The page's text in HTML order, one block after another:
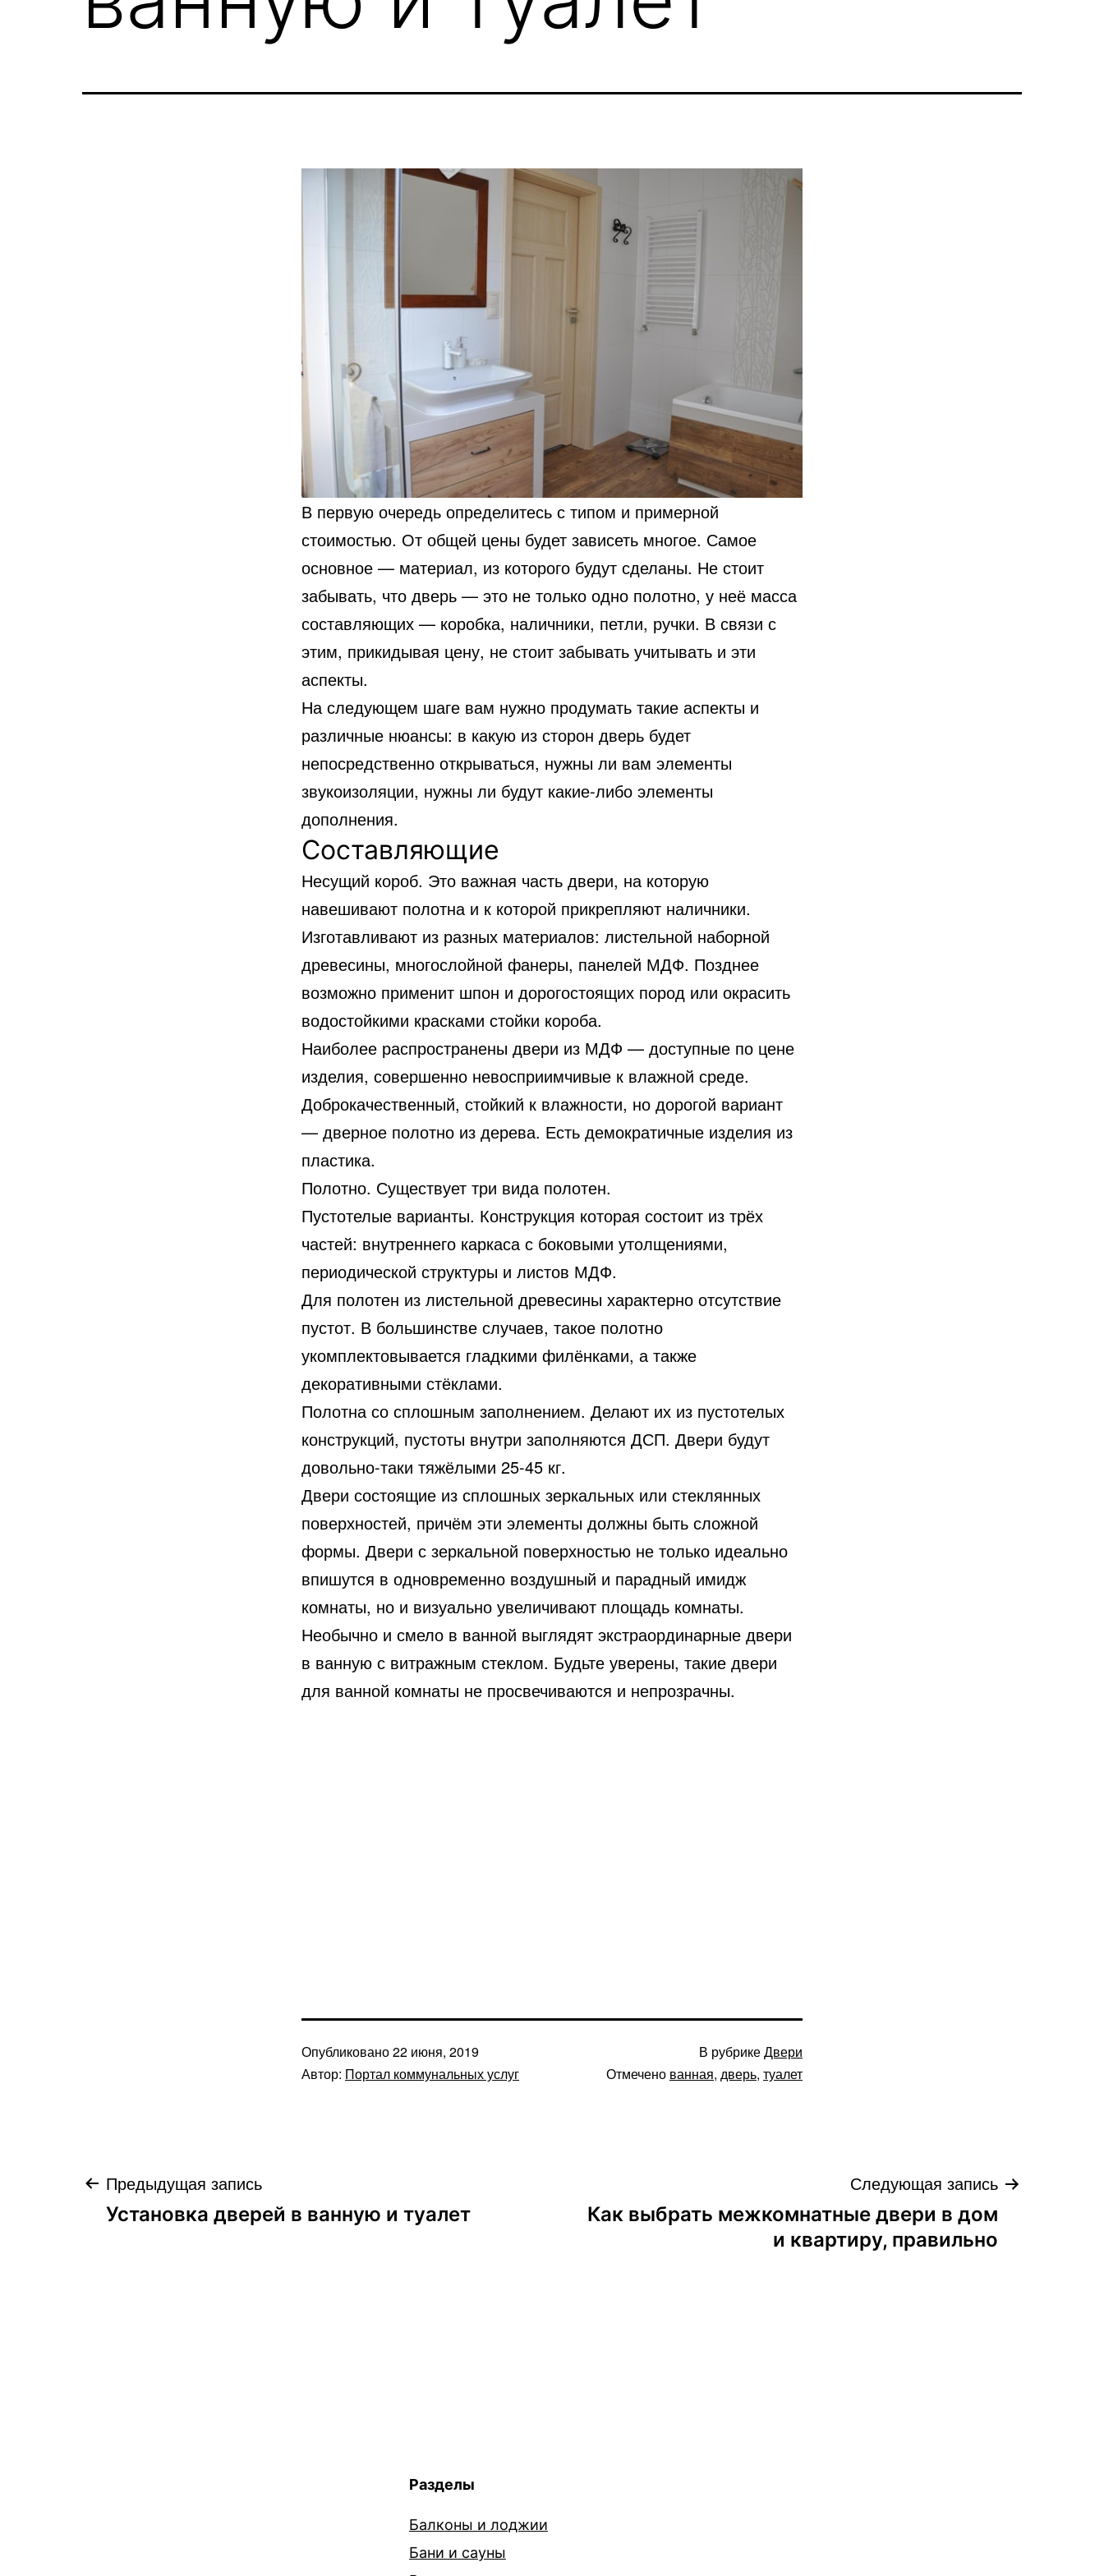
В первую очередь определитесь с типом и примерной
стоимостью. От общей цены будет зависеть многое. Самое
основное — материал, из которого будут сделаны. Не стоит
забывать, что дверь — это не только одно полотно, у неё масса
составляющих — коробка, наличники, петли, ручки. В связи с
этим, прикидывая цену, не стоит забывать учитывать и эти
аспекты.
На следующем шаге вам нужно продумать такие аспекты и
различные нюансы: в какую из сторон дверь будет
непосредственно открываться, нужны ли вам элементы
звукоизоляции, нужны ли будут какие-либо элементы
дополнения.
Составляющие
Несущий короб. Это важная часть двери, на которую
навешивают полотна и к которой прикрепляют наличники.
Изготавливают из разных материалов: листельной наборной
древесины, многослойной фанеры, панелей МДФ. Позднее
возможно применит шпон и дорогостоящих пород или окрасить
водостойкими красками стойки короба.
Наиболее распространены двери из МДФ — доступные по цене
изделия, совершенно невосприимчивые к влажной среде.
Доброкачественный, стойкий к влажности, но дорогой вариант
— дверное полотно из дерева. Есть демократичные изделия из
пластика.
Полотно. Существует три вида полотен.
Пустотелые варианты. Конструкция которая состоит из трёх
частей: внутреннего каркаса с боковыми утолщениями,
периодической структуры и листов МДФ.
Для полотен из листельной древесины характерно отсутствие
пустот. В большинстве случаев, такое полотно
укомплектовывается гладкими филёнками, а также
декоративными стёклами.
Полотна со сплошным заполнением. Делают их из пустотелых
конструкций, пустоты внутри заполняются ДСП. Двери будут
довольно-таки тяжёлыми 25-45 кг.
Двери состоящие из сплошных зеркальных или стеклянных
поверхностей, причём эти элементы должны быть сложной
формы. Двери с зеркальной поверхностью не только идеально
впишутся в одновременно воздушный и парадный имидж
комнаты, но и визуально увеличивают площадь комнаты.
Необычно и смело в ванной выглядят экстраординарные двери
в ванную с витражным стеклом. Будьте уверены, такие двери
для ванной комнаты не просвечиваются и непрозрачны.
Опубликовано22 июня, 2019
Автор: Портал коммунальных услуг
В рубрикеДвери
Отмечено ванная, дверь, туалет
Навигация
Предыдущая запись
Установка дверей в ванную и туалет
Следующая запись
Как выбрать межкомнатные двери в дом
и квартиру, правильно
Разделы
Балконы и лоджии
Бани и сауны